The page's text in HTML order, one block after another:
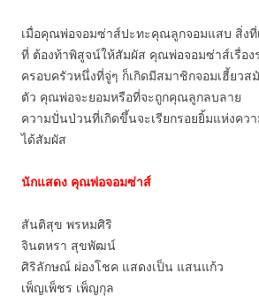
เมื่อคุณพ่อจอมซ่าส์ปะทะคุณลูกจอมแสบ สิ่งที่
ที่ ต้องท้าพิสูจน์ให้สัมผัส คุณพ่อจอมซ่าส์เรื่อง
ครอบครัวหนึ่งที่จู่ๆ ก็เกิดมีสมาชิกจอมเฮี้ยวส
ตัว คุณพ่อจะยอมหรือที่จะถูกคุณลูกลบลาย
ความปั่นป่วนที่เกิดขึ้นจะเรียกรอยยิ้มแห่งค
ได้สัมผัส
นักแสดง คุณพ่อจอมซ่าส์
สันติสุข พรหมศิริ
จินตหรา สุขพัฒน์
ศิริลักษณ์ ผ่องโชค แสดงเป็น แสนแก้ว
เพ็ญเพ็ชร เพ็ญกุล